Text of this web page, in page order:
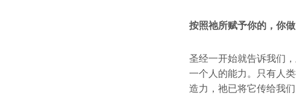
按照祂所赋予你的，你
圣经一开始就告诉我们
一个人的能力。只有人
造力，祂已将它传给我们